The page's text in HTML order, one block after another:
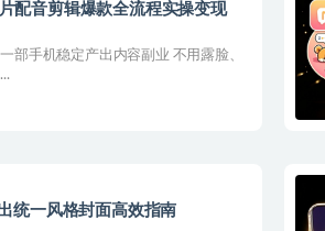
配音剪辑爆款全流程实操变现
部手机稳定产出内容副业 不用露脸、
统一风格封面高效指南